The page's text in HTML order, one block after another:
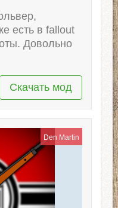
есть в fallout
Довольно
Скачать мод
Den Martin